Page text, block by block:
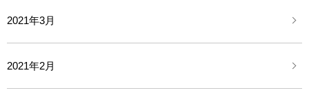
2021年3月
2021年2月